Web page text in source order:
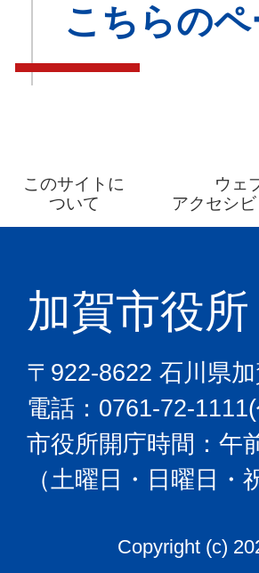
こちらの
このサイトに
ついて
ウェ
アクセシビ
加賀市役所
〒922-8622 石川県
電話：0761-72-
市役所開庁時間：午
（土曜日・日曜日
Copyright (c)